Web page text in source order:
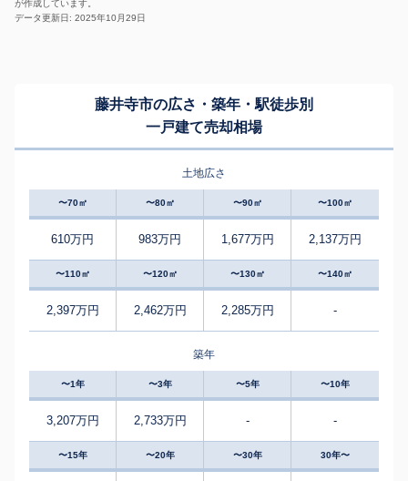
が作成しています。
データ更新日: 2025年10月29日
藤井寺市の広さ・築年・駅徒歩別
一戸建て売却相場
土地広さ
〜70㎡ 〜80㎡ 〜90㎡ 〜100㎡
610万円 983万円 1,677万円 2,137万円
〜110㎡ 〜120㎡ 〜130㎡ 〜140㎡
2,397万円 2,462万円 2,285万円 -
築年
〜1年 〜3年 〜5年 〜10年
3,207万円 2,733万円 - -
〜15年 〜20年 〜30年 30年〜